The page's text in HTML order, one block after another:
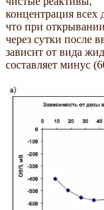
концентрация всех
что при
через сутки после
зависит от вида
составляет минус